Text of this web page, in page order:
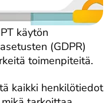
käytön
(GDPR)
toimenpiteitä.
kaikki henkilötiedot